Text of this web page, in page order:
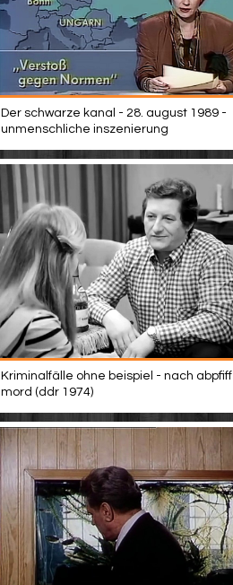
Der schwarze kanal - 28. august 1989 -
unmenschliche inszenierung
Kriminalfälle ohne beispiel - nach abpfiff
mord (ddr 1974)